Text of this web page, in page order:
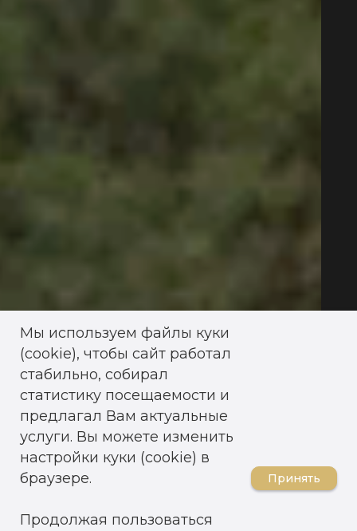
Мы используем файлы куки
(cookie), чтобы сайт работал
стабильно, собирал
статистику посещаемости и
предлагал Вам актуальные
услуги. Вы можете изменить
настройки куки (cookie) в
браузере.
Продолжая пользоваться
Принять